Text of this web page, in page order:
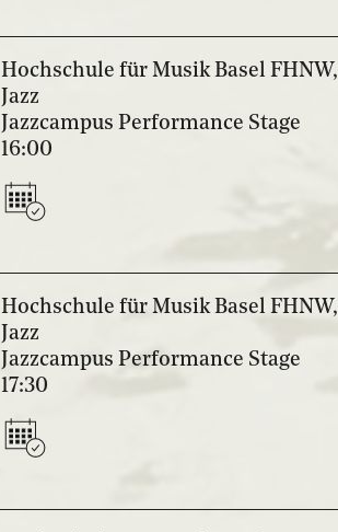
Hochschule für Musik Basel FHNW,
Jazz
Jazzcampus Performance Stage
16:00
Hochschule für Musik Basel FHNW,
Jazz
Jazzcampus Performance Stage
17:30